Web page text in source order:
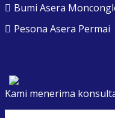
Bumi Asera
Pesona Asera Permai
Kami menerima